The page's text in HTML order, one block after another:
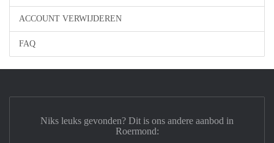
ACCOUNT VERWIJDEREN
FAQ
Niks leuks gevonden? Dit is ons andere aanbod in
Roermond: